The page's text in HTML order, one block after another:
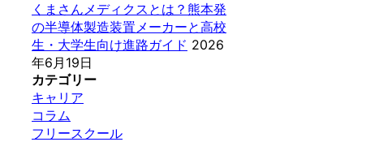
くまさんメディクスとは？熊本発
の半導体製造装置メーカーと高校
生・大学生向け進路ガイド 2026
年6月19日
カテゴリー
キャリア
コラム
フリースクール